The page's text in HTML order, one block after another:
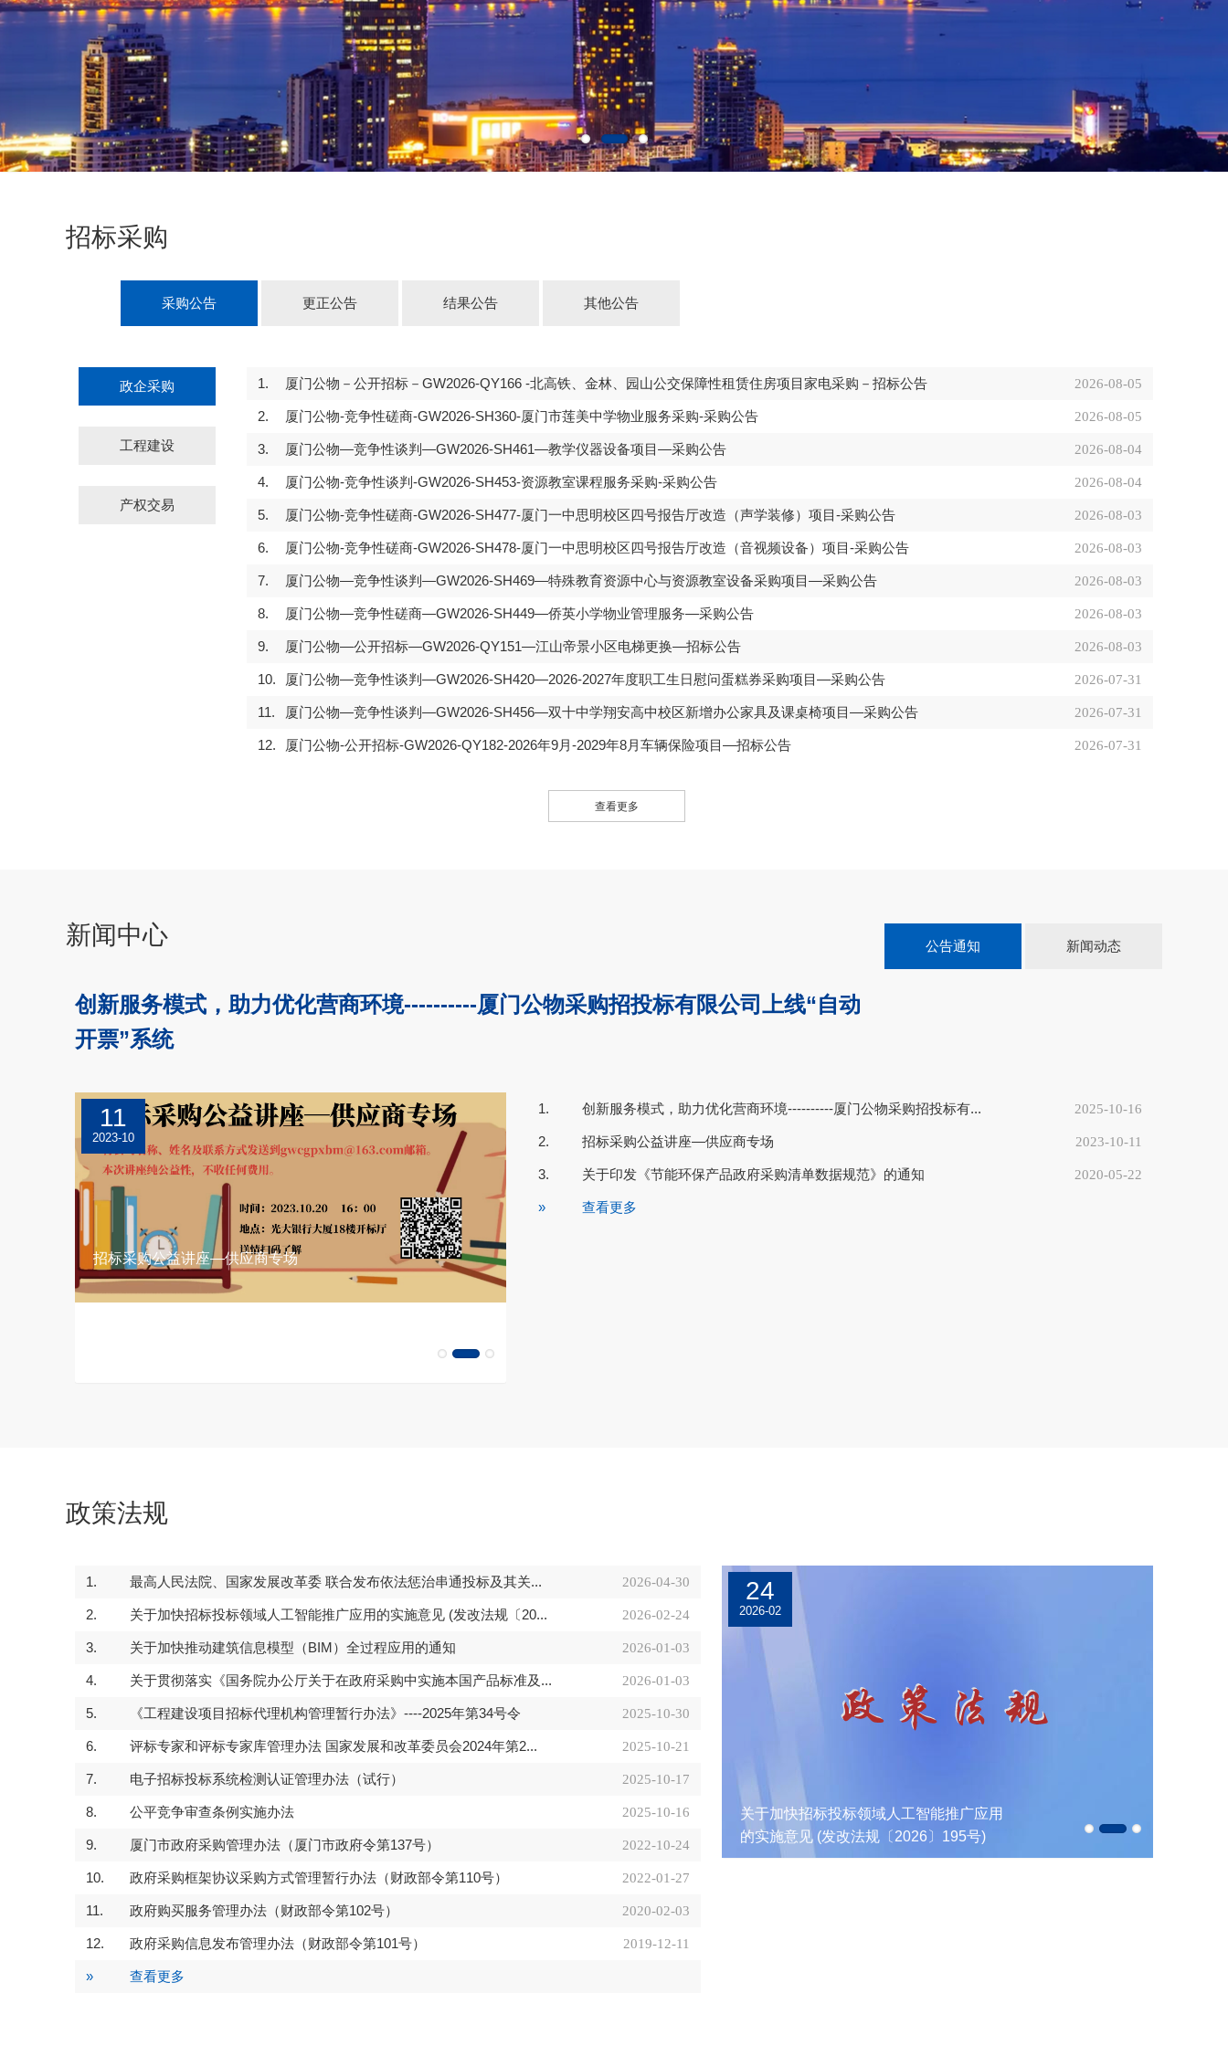
招标采购
采购公告 更正公告 结果公告 其他公告
政企采购
工程建设
产权交易
1. 厦门公物－公开招标－GW2026-QY166 -北高铁、金林、园山公交保障性租赁住房项目家电采购－招标公告 2026-08-05
2. 厦门公物-竞争性磋商-GW2026-SH360-厦门市莲美中学物业服务采购-采购公告 2026-08-05
3. 厦门公物—竞争性谈判—GW2026-SH461—教学仪器设备项目—采购公告 2026-08-04
4. 厦门公物-竞争性谈判-GW2026-SH453-资源教室课程服务采购-采购公告 2026-08-04
5. 厦门公物-竞争性磋商-GW2026-SH477-厦门一中思明校区四号报告厅改造（声学装修）项目-采购公告 2026-08-03
6. 厦门公物-竞争性磋商-GW2026-SH478-厦门一中思明校区四号报告厅改造（音视频设备）项目-采购公告 2026-08-03
7. 厦门公物—竞争性谈判—GW2026-SH469—特殊教育资源中心与资源教室设备采购项目—采购公告 2026-08-03
8. 厦门公物—竞争性磋商—GW2026-SH449—侨英小学物业管理服务—采购公告 2026-08-03
9. 厦门公物—公开招标—GW2026-QY151—江山帝景小区电梯更换—招标公告 2026-08-03
10. 厦门公物—竞争性谈判—GW2026-SH420—2026-2027年度职工生日慰问蛋糕券采购项目—采购公告 2026-07-31
11. 厦门公物—竞争性谈判—GW2026-SH456—双十中学翔安高中校区新增办公家具及课桌椅项目—采购公告 2026-07-31
12. 厦门公物-公开招标-GW2026-QY182-2026年9月-2029年8月车辆保险项目—招标公告 2026-07-31
查看更多
新闻中心 公告通知 新闻动态
创新服务模式，助力优化营商环境----------厦门公物采购招投标有限公司上线“自动
开票”系统
11
2023-10
招标采购公益讲座—供应商专场
22
2020-05
16
1. 创新服务模式，助力优化营商环境----------厦门公物采购招投标有... 2025-10-16
2. 招标采购公益讲座—供应商专场 2023-10-11
3. 关于印发《节能环保产品政府采购清单数据规范》的通知 2020-05-22
» 查看更多
政策法规
1. 最高人民法院、国家发展改革委 联合发布依法惩治串通投标及其关... 2026-04-30
2. 关于加快招标投标领域人工智能推广应用的实施意见 (发改法规〔20... 2026-02-24
3. 关于加快推动建筑信息模型（BIM）全过程应用的通知 2026-01-03
4. 关于贯彻落实《国务院办公厅关于在政府采购中实施本国产品标准及... 2026-01-03
5. 《工程建设项目招标代理机构管理暂行办法》----2025年第34号令 2025-10-30
6. 评标专家和评标专家库管理办法 国家发展和改革委员会2024年第2... 2025-10-21
7. 电子招标投标系统检测认证管理办法（试行） 2025-10-17
8. 公平竞争审查条例实施办法 2025-10-16
9. 厦门市政府采购管理办法（厦门市政府令第137号） 2022-10-24
10. 政府采购框架协议采购方式管理暂行办法（财政部令第110号） 2022-01-27
11. 政府购买服务管理办法（财政部令第102号） 2020-02-03
12. 政府采购信息发布管理办法（财政部令第101号） 2019-12-11
» 查看更多
息模型（BIM）全过
30
2026-04
布依法惩治串通投标及其关联犯罪典型案
24
2026-02
关于加快招标投标领域人工智能推广应用
的实施意见 (发改法规〔2026〕195号)